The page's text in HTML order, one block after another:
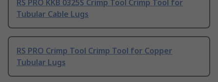
RS PRO KKB 0325S Crimp Tool Crimp Tool for
Tubular Cable Lugs
RS PRO Crimp Tool Crimp Tool for Copper
Tubular Lugs